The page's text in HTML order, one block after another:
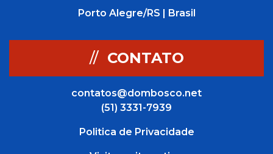
Porto Alegre/RS | Brasil
// CONTATO
contatos@dombosco.net
(51) 3331-7939
Politica de Privacidade